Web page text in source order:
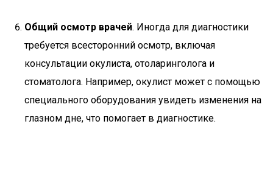
Общий осмотр врачей. Иногда для диагностики
требуется всесторонний осмотр, включая
консультации окулиста, отоларинголога и
стоматолога. Например, окулист может с помощью
специального оборудования увидеть изменения на
глазном дне, что помогает в диагностике.